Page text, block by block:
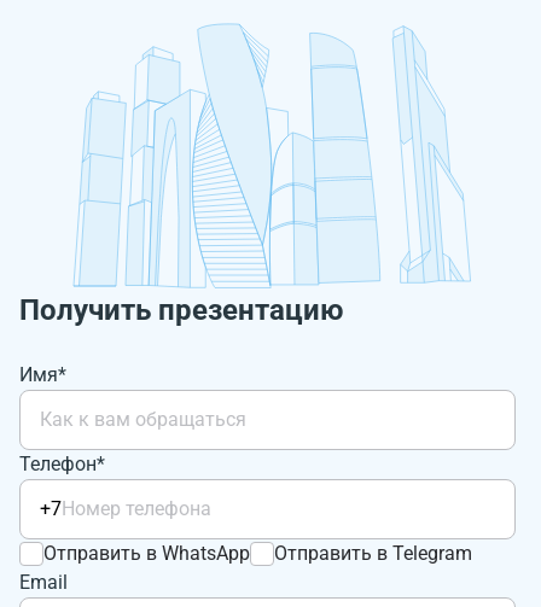
Получить презентацию
Имя*
Телефон*
+7
Отправить в WhatsApp
Отправить в Telegram
Email